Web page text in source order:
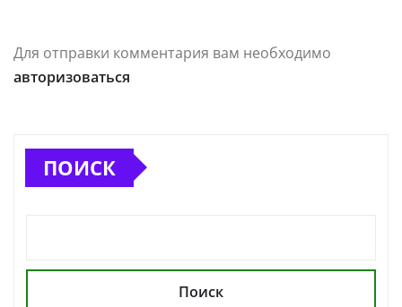
Для отправки комментария вам необходимо
авторизоваться
ПОИСК
Поиск